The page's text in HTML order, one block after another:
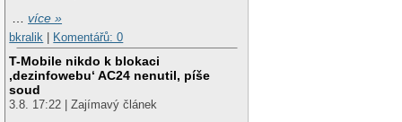
…více »
bkralik
Komentářů: 0
T-Mobile nikdo k blokaci
‚dezinfowebu‘ AC24 nenutil, píše
soud
3.8. 17:22 | Zajímavý článek